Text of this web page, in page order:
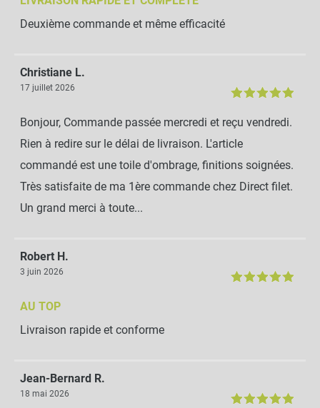
Deuxième commande et même efficacité
Christiane L.
17 juillet 2026
Bonjour, Commande passée mercredi et reçu vendredi.
Rien à redire sur le délai de livraison. L'article
commandé est une toile d'ombrage, finitions soignées.
Très satisfaite de ma 1ère commande chez Direct filet.
Un grand merci à toute...
Robert H.
3 juin 2026
AU TOP
Livraison rapide et conforme
Jean-Bernard R.
18 mai 2026